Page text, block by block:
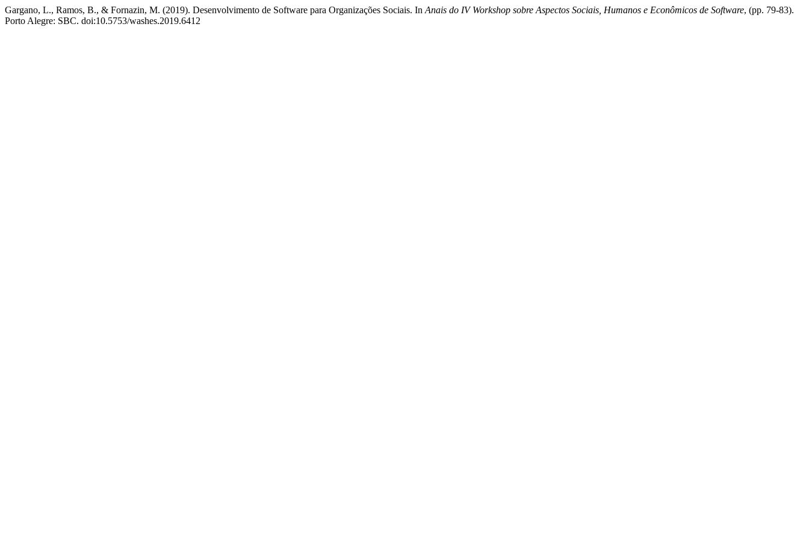
Gargano, L., Ramos, B., & Fornazin, M. (2019). Desenvolvimento de Software para Organizações Sociais. In Anais do IV Workshop sobre Aspectos Sociais, Humanos e Econômicos de Software, (pp. 79-83).
Porto Alegre: SBC. doi:10.5753/washes.2019.6412